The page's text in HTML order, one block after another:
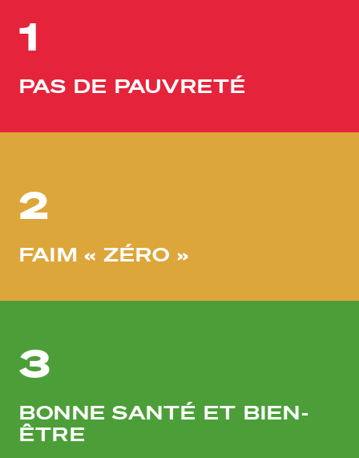
1
PAS DE PAUVRETÉ
2
FAIM « ZÉRO »
3
BONNE SANTÉ ET BIEN-
ÊTRE